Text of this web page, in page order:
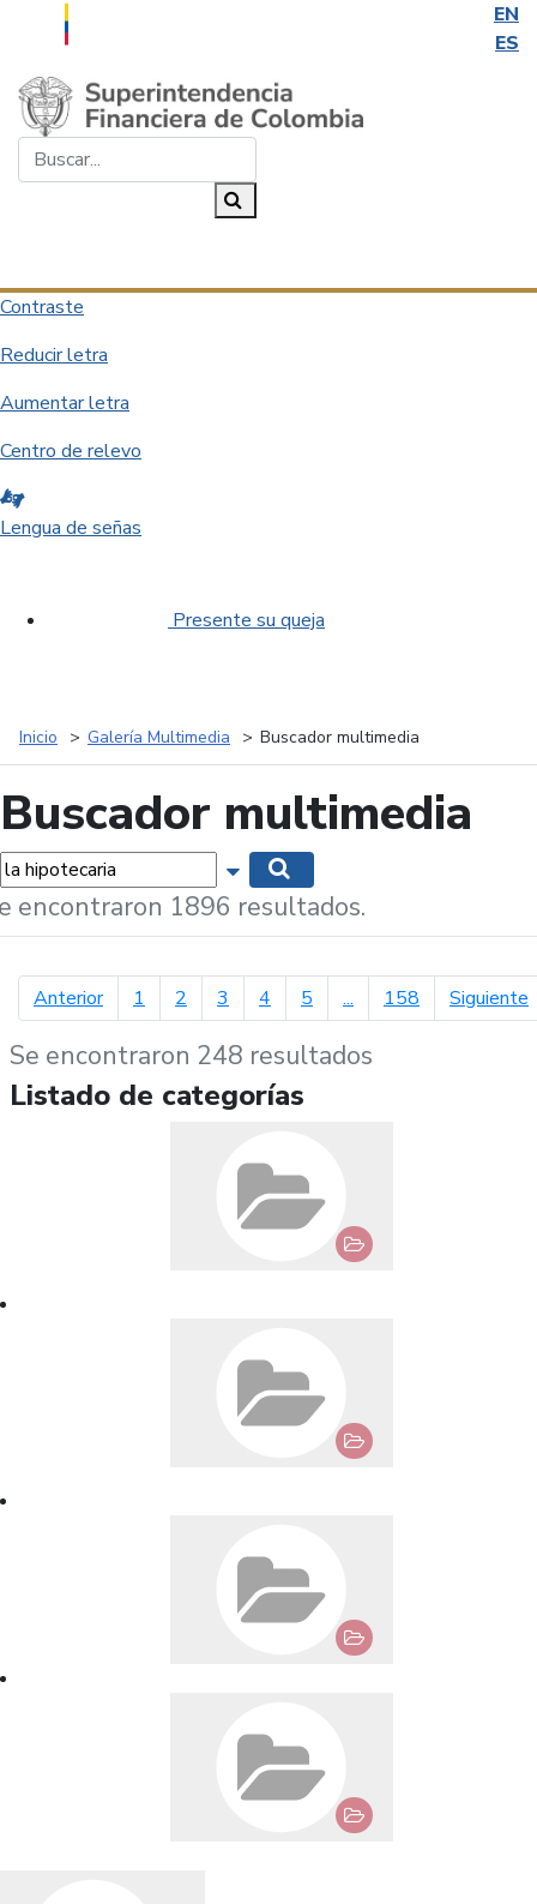
EN
ES
Saltar al contenido principal
Contraste
Reducir letra
Aumentar letra
Centro de relevo
Lengua de señas
Presente su queja
Inicio Galería Multimedia Buscador multimedia
Buscador multimedia
Mostrar opciones de búsqueda
encontraron 1896 resultados.
Anteriorpágina anterior
1 2 3 4 5 ... 158 Siguiente
Se encontraron 248 resultados
Listado de categorías